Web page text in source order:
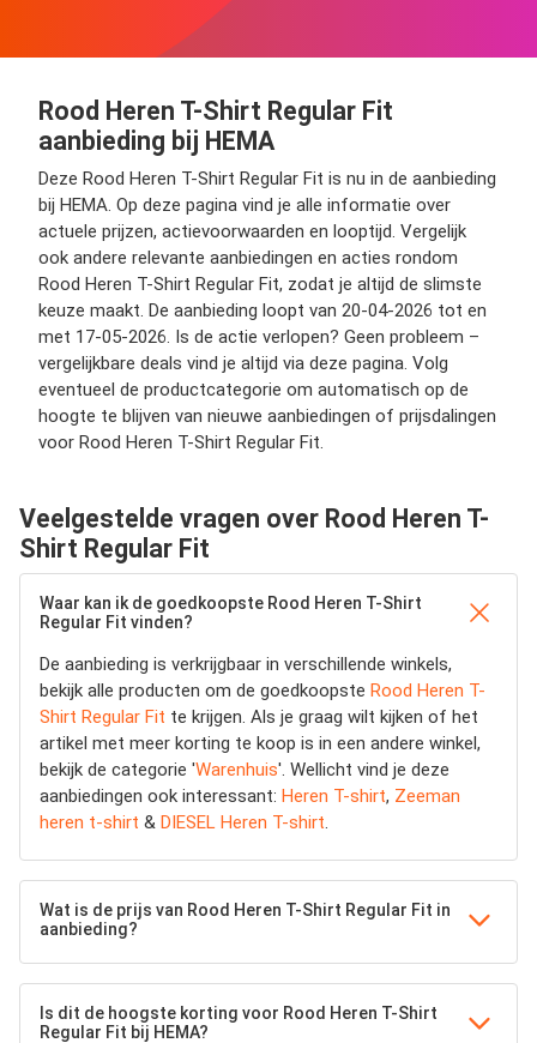
Rood Heren T-Shirt Regular Fit
aanbieding bij HEMA
Deze Rood Heren T-Shirt Regular Fit is nu in de aanbieding
bij HEMA. Op deze pagina vind je alle informatie over
actuele prijzen, actievoorwaarden en looptijd. Vergelijk
ook andere relevante aanbiedingen en acties rondom
Rood Heren T-Shirt Regular Fit, zodat je altijd de slimste
keuze maakt. De aanbieding loopt van 20-04-2026 tot en
met 17-05-2026. Is de actie verlopen? Geen probleem –
vergelijkbare deals vind je altijd via deze pagina. Volg
eventueel de productcategorie om automatisch op de
hoogte te blijven van nieuwe aanbiedingen of prijsdalingen
voor Rood Heren T-Shirt Regular Fit.
Veelgestelde vragen over Rood Heren T-
Shirt Regular Fit
Waar kan ik de goedkoopste Rood Heren T-Shirt
Regular Fit vinden?
De aanbieding is verkrijgbaar in verschillende winkels,
bekijk alle producten om de goedkoopste Rood Heren T-
Shirt Regular Fit te krijgen. Als je graag wilt kijken of het
artikel met meer korting te koop is in een andere winkel,
bekijk de categorie 'Warenhuis'. Wellicht vind je deze
aanbiedingen ook interessant: Heren T-shirt, Zeeman
heren t-shirt & DIESEL Heren T-shirt
Wat is de prijs van Rood Heren T-Shirt Regular Fit in
aanbieding?
Is dit de hoogste korting voor Rood Heren T-Shirt
Regular Fit bij HEMA?